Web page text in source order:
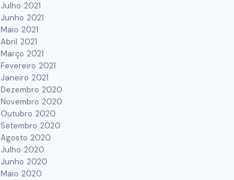
Julho 2021
Junho 2021
Maio 2021
Abril 2021
Março 2021
Fevereiro 2021
Janeiro 2021
Dezembro 2020
Novembro 2020
Outubro 2020
Setembro 2020
Agosto 2020
Julho 2020
Junho 2020
Maio 2020